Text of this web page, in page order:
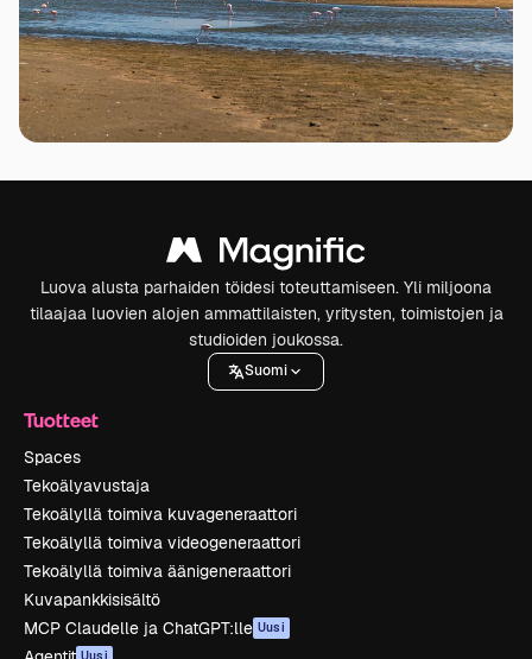
Luova alusta parhaiden töidesi toteuttamiseen. Yli miljoona
tilaajaa luovien alojen ammattilaisten, yritysten, toimistojen ja
studioiden joukossa.
Suomi
Tuotteet
Spaces
Tekoälyavustaja
Tekoälyllä toimiva kuvageneraattori
Tekoälyllä toimiva videogeneraattori
Tekoälyllä toimiva äänigeneraattori
Kuvapankkisisältö
MCP Claudelle ja ChatGPT:lle Uusi